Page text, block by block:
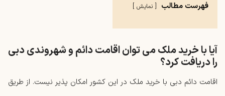
فهرست مطالب نمایش
آیا با خرید ملک می توان اقامت دائم و شهروندی دبی
را دریافت کرد؟
اقامت دائم دبی با خرید ملک در این کشور امکان پذیر نیست. از طریق